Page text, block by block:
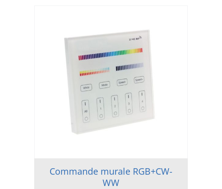
Commande murale RGB+CW-
WW